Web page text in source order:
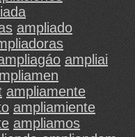
ampliado
ampliai
ampliamente
ampliamiente
ampliamos